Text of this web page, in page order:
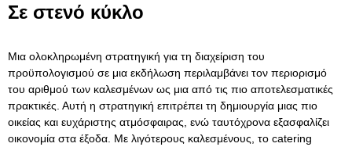
Σε στενό κύκλο
Μια ολοκληρωμένη στρατηγική για τη διαχείριση του
προϋπολογισμού σε μια εκδήλωση περιλαμβάνει τον περιορισμό
του αριθμού των καλεσμένων ως μια από τις πιο αποτελεσματικές
πρακτικές. Αυτή η στρατηγική επιτρέπει τη δημιουργία μιας πιο
οικείας και ευχάριστης ατμόσφαιρας, ενώ ταυτόχρονα εξασφαλίζει
οικονομία στα έξοδα. Με λιγότερους καλεσμένους, το catering